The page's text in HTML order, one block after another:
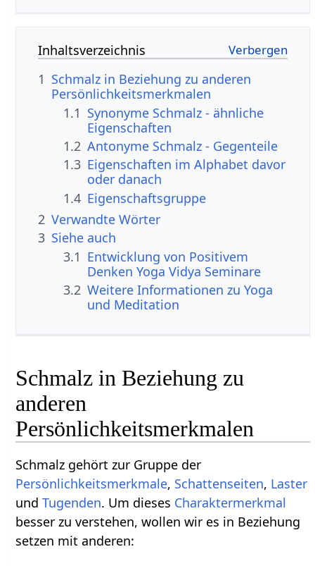
Inhaltsverzeichnis
1 Schmalz in Beziehung zu anderen
Persönlichkeitsmerkmalen
1.1 Synonyme Schmalz - ähnliche
Eigenschaften
1.2 Antonyme Schmalz - Gegenteile
1.3 Eigenschaften im Alphabet davor
oder danach
1.4 Eigenschaftsgruppe
2 Verwandte Wörter
3 Siehe auch
3.1 Entwicklung von Positivem
Denken Yoga Vidya Seminare
3.2 Weitere Informationen zu Yoga
und Meditation
Schmalz in Beziehung zu
anderen
Persönlichkeitsmerkmalen
Schmalz gehört zur Gruppe der
Persönlichkeitsmerkmale, Schattenseiten, Laster
undTugenden. Um dieses Charaktermerkmal
besser zu verstehen, wollen wir es in Beziehung
setzen mit anderen: